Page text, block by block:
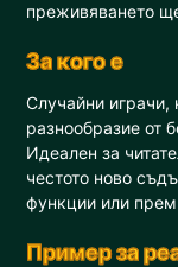
преживяването
За кого е
Случайни играчи,
разнообразие от
Идеален за
честото ново
функции или
Пример за